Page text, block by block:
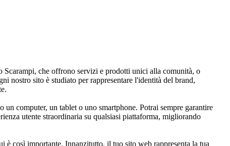
Scarampi, che offrono servizi e prodotti unici alla comunità, o
nostro sito è studiato per rappresentare l'identità del brand,
computer, un tablet o uno smartphone. Potrai sempre garantire
utente straordinaria su qualsiasi piattaforma, migliorando
è così importante. Innanzitutto, il tuo sito web rappresenta la tua